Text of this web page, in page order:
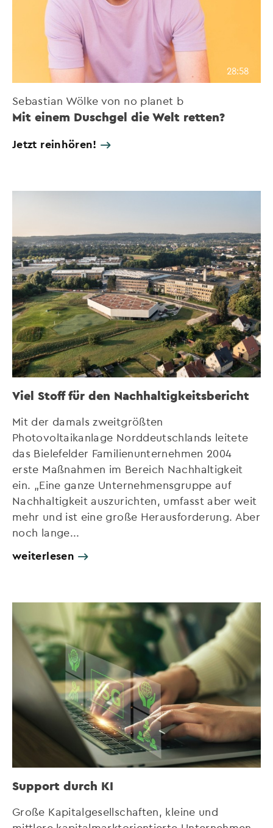
28:58
Sebastian Wölke von no planet b
Mit einem Duschgel die Welt retten?
Jetzt reinhören!
Viel Stoff für den Nachhaltigkeitsbericht
Mit der damals zweitgrößten
Photovoltaikanlage Norddeutschlands leitete
das Bielefelder Familienunternehmen 2004
erste Maßnahmen im Bereich Nachhaltigkeit
ein. „Eine ganze Unternehmensgruppe auf
Nachhaltigkeit auszurichten, umfasst aber weit
mehr und ist eine große Herausforderung. Aber
noch lange...
weiterlesen
Support durch KI
Große Kapitalgesellschaften, kleine und